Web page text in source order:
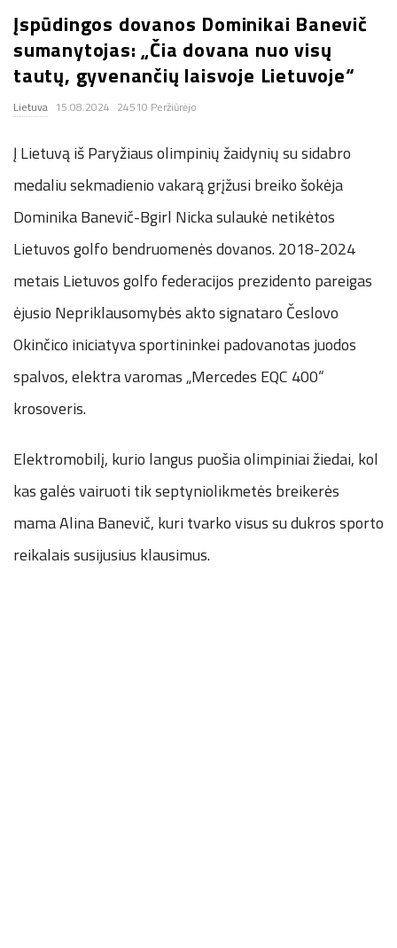
.
c
o
.
u
k
Įspūdingos dovanos Dominikai Banevič
sumanytojas: „Čia dovana nuo visų
tautų, gyvenančių laisvoje Lietuvoje“
Lietuva 15.08.2024 24510 Peržiūrėjo
Į Lietuvą iš Paryžiaus olimpinių žaidynių su sidabro
medaliu sekmadienio vakarą grįžusi breiko šokėja
Dominika Banevič-Bgirl Nicka sulaukė netikėtos
Lietuvos golfo bendruomenės dovanos. 2018-2024
metais Lietuvos golfo federacijos prezidento pareigas
ėjusio Nepriklausomybės akto signataro Česlovo
Okinčico iniciatyva sportininkei padovanotas juodos
spalvos, elektra varomas „Mercedes EQC 400“
krosoveris.
Elektromobilį, kurio langus puošia olimpiniai žiedai, kol
kas galės vairuoti tik septyniolikmetės breikerės
mama Alina Banevič, kuri tvarko visus su dukros sporto
reikalais susijusius klausimus.